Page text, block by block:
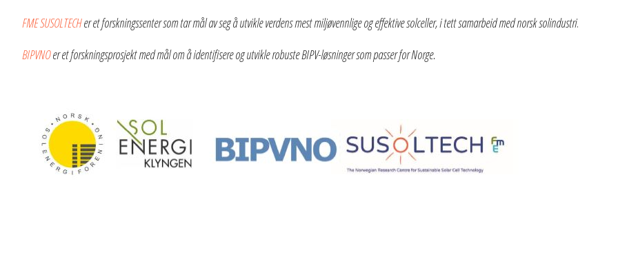
FME SUSOLTECHer et forskningssenter som tar mål av seg å utvikle verdens mest miljøvennlige og effektive solceller, i tett samarbeid med norsk solindustri.
BIPVNOer et forskningsprosjekt med mål om å identifisere og utvikle robuste BIPV-løsninger som passer for Norge.